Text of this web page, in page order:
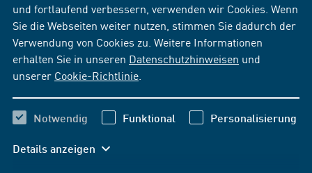
und fortlaufend verbessern, verwenden wir Cookies. Wenn
Sie die Webseiten weiter nutzen, stimmen Sie dadurch der
Verwendung von Cookies zu. Weitere Informationen
erhalten Sie in unseren Datenschutzhinweisen und
unserer Cookie-Richtlinie
Notwendig Funktional Personalisierung
Details anzeigen